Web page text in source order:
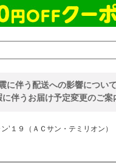
に伴う配送への影響につい
に伴うお届け予定変更のご
’１９（ＡＣサン・テミリオン）